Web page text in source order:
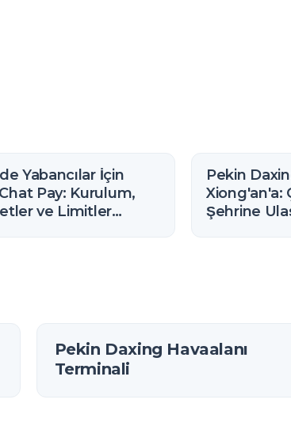
Yabancılar İçin
Pay: Kurulum,
ve Limitler
Pekin
Xiong'an'a:
Şehrine
Pekin Daxing Havaalanı
Terminali